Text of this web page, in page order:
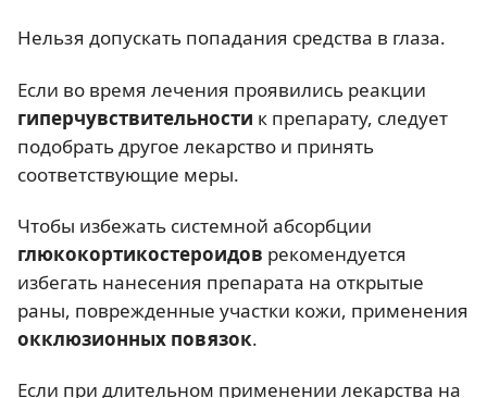
Нельзя допускать попадания средства в глаза.
Если во время лечения проявились реакции
гиперчувствительности к препарату, следует
подобрать другое лекарство и принять
соответствующие меры.
Чтобы избежать системной абсорбции
глюкокортикостероидов рекомендуется
избегать нанесения препарата на открытые
раны, поврежденные участки кожи, применения
окклюзионных повязок.
Если при длительном применении лекарства на